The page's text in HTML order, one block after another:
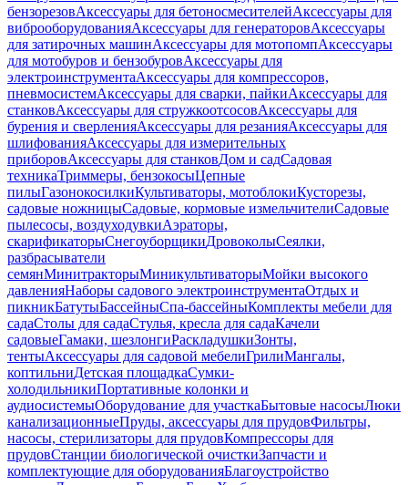
бензорезовАксессуары для бетоносмесителейАксессуары для
виброоборудованияАксессуары для генераторовАксессуары
для затирочных машинАксессуары для мотопомпАксессуары
для мотобуров и бензобуровАксессуары для
электроинструментаАксессуары для компрессоров,
пневмосистемАксессуары для сварки, пайкиАксессуары для
станковАксессуары для стружкоотсосовАксессуары для
бурения и сверленияАксессуары для резанияАксессуары для
шлифованияАксессуары для измерительных
приборовАксессуары для станковДом и садСадовая
техникаТриммеры, бензокосыЦепные
пилыГазонокосилкиКультиваторы, мотоблокиКусторезы,
садовые ножницыСадовые, кормовые измельчителиСадовые
пылесосы, воздуходувкиАэраторы,
скарификаторыСнегоуборщикиДровоколыСеялки,
разбрасыватели
семянМинитракторыМиникультиваторыМойки высокого
давленияНаборы садового электроинструментаОтдых и
пикникБатутыБассейныСпа-бассейныКомплекты мебели для
садаСтолы для садаСтулья, кресла для садаКачели
садовыеГамаки, шезлонгиРаскладушкиЗонты,
тентыАксессуары для садовой мебелиГрилиМангалы,
коптильниДетская площадкаСумки-
холодильникиПортативные колонки и
аудиосистемыОборудование для участкаБытовые насосыЛюки
канализационныеПруды, аксессуары для прудовФильтры,
насосы, стерилизаторы для прудовКомпрессоры для
прудовСтанции биологической очисткиЗапчасти и
комплектующие для оборудованияБлагоустройство